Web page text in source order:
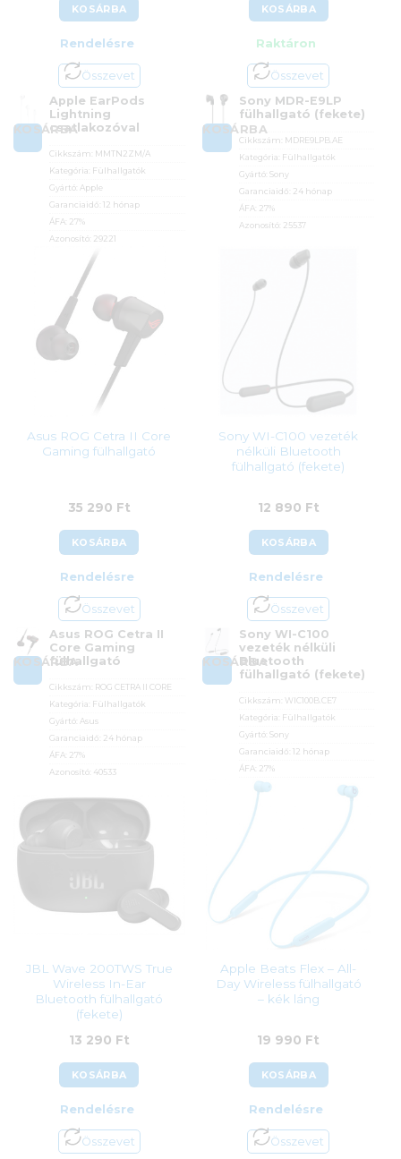
KOSÁRBA
Rendelésre
Összevet
KOSÁRBA
Apple EarPods
Lightning
csatlakozóval
Cikkszám: MMTN2ZM/A
Kategória: Fülhallgatók
Gyártó:Apple
Garanciaidő:12 hónap
ÁFA: 27%
Azonosító: 29221
Ft
KOSÁRBA
Raktáron
Összevet
KOSÁRBA
Sony MDR-E9LP
fülhallgató (fekete)
Cikkszám: MDRE9LPB.AE
Kategória: Fülhallgatók
Gyártó: Sony
Garanciaidő: 24 hónap
ÁFA: 27%
Azonosító: 25537
Asus ROG Cetra II Core
Gaming fülhallgató
35 290 Ft
KOSÁRBA
Rendelésre
Összevet
KOSÁRBA
Asus ROG Cetra II
Core Gaming
fülhallgató
Cikkszám: ROG CETRA II CORE
Kategória: Fülhallgatók
Gyártó: Asus
Garanciaidő: 24 hónap
ÁFA: 27%
Azonosító: 40533
35 290Ft
Sony WI-C100 vezeték
nélküli Bluetooth
fülhallgató (fekete)
12 890 Ft
KOSÁRBA
Rendelésre
Összevet
KOSÁRBA
Sony WI-C100
vezeték nélküli
Bluetooth
fülhallgató (fekete)
Cikkszám: WIC100B.CE7
Kategória: Fülhallgatók
Gyártó: Sony
Garanciaidő: 12 hónap
ÁFA: 27%
Azonosító:
12 890
JBL Wave 200TWS True
Wireless In-Ear
Bluetooth fülhallgató
(fekete)
13 290 Ft
KOSÁRBA
Rendelésre
Összevet
Apple Beats Flex – All-
Day Wireless fülhallgató
– kék láng
19 990 Ft
KOSÁRBA
Rendelésre
Összevet